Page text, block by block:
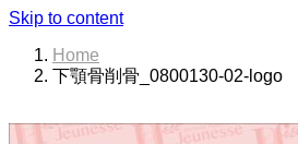
Skip to content
Home
下顎骨削骨_0800130-02-logo